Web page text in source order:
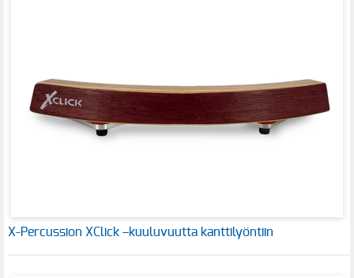
X-Percussion XClick –kuuluvuutta kanttilyöntiin